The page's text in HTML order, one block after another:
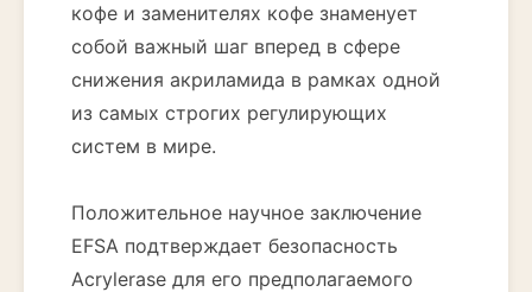
кофе и заменителях кофе знаменует
собой важный шаг вперед в сфере
снижения акриламида в рамках одной
из самых строгих регулирующих
систем в мире.
Положительное научное заключение
EFSA подтверждает безопасность
Acrylerase для его предполагаемого